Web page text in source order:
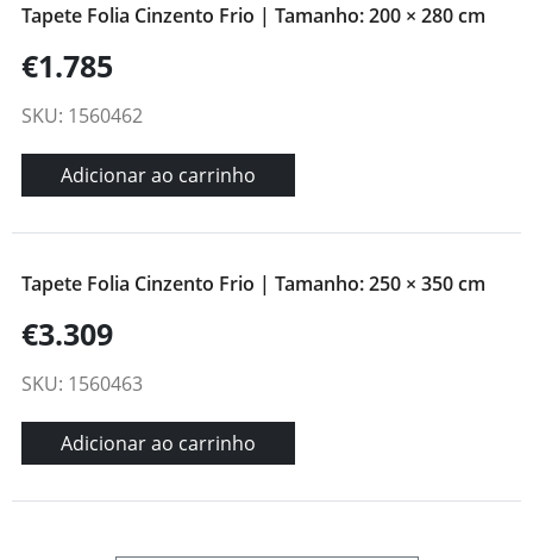
Tapete Folia Cinzento Frio | Tamanho: 200 × 280 cm
€1.785
SKU: 1560462
Adicionar ao carrinho
Tapete Folia Cinzento Frio | Tamanho: 250 × 350 cm
€3.309
SKU: 1560463
Adicionar ao carrinho